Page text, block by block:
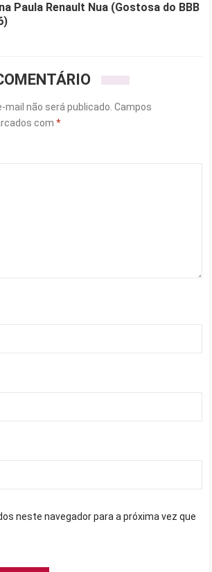
Paula Renault Nua (Gostosa do BBB
mail não será publicado. Campos
com*
neste navegador para a próxima vez que